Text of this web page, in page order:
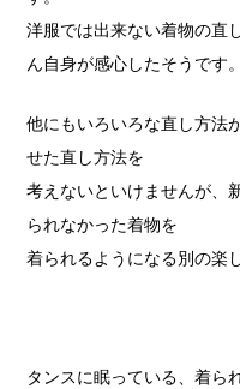
洋服では出来ない着物の直
ん自身が感心したそうです。
他にもいろいろな直し方法
せた直し方法を
考えないといけませんが、
られなかった着物を
着られるようになる別の楽
タンスに眠っている、着ら